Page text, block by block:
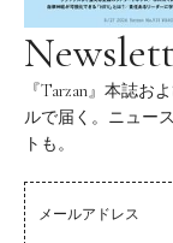
『Tarzan』本誌お
ルで届く。ニュー
トも。